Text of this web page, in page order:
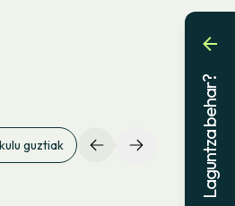
guztiak Laguntza behar?